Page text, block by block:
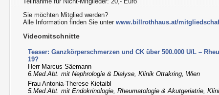
Sie möchten Mitglied werden?
Alle Information finden Sie unterwww.billrothhaus.at/
Videomitschnitte
Teaser: Ganzkörperschmerzen und CK über 500.000 U/L –
19?
Herr Marcus Säemann
6.Med.Abt. mit Nephrologie & Dialyse, Klinik Ottakring, Wien
Frau Antonia-Therese Kietaibl
5.Med.Abt. mit Endokrinologie, Rheumatologie & Akutgeriatrie,